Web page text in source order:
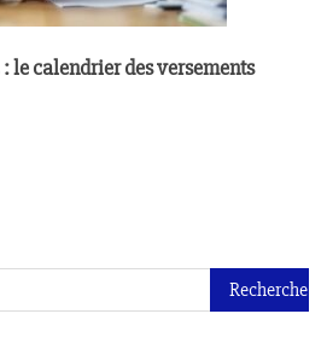
le calendrier des versements